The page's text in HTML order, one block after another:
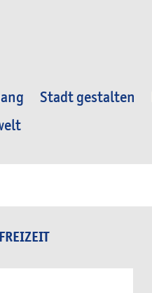
Stadt gestalten